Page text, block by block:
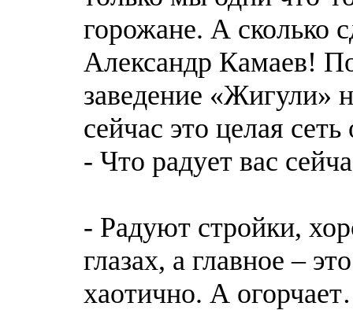
горожане. А сколько
Александр Камаев!
заведение «Жигули»
сейчас это целая
- Что радует вас
- Радуют стройки,
глазах, а главное –
хаотично. А